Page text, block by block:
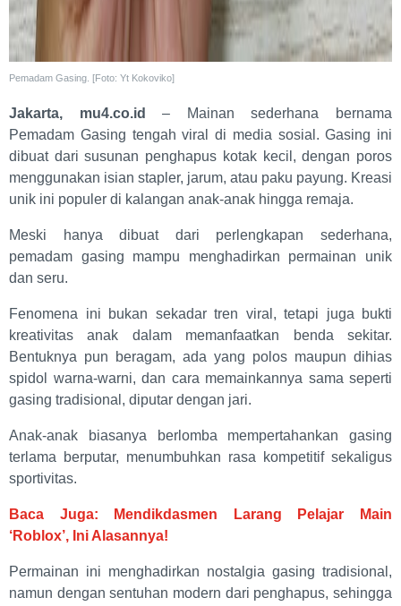
Pemadam Gasing. [Foto: Yt Kokoviko]
Jakarta, mu4.co.id– Mainan sederhana bernama
Pemadam Gasing tengah viral di media sosial. Gasing ini
dibuat dari susunan penghapus kotak kecil, dengan poros
menggunakan isian stapler, jarum, atau paku payung. Kreasi
unik ini populer di kalangan anak-anak hingga remaja.
Meski hanya dibuat dari perlengkapan sederhana,
pemadam gasing mampu menghadirkan permainan unik
dan seru.
Fenomena ini bukan sekadar tren viral, tetapi juga bukti
kreativitas anak dalam memanfaatkan benda sekitar.
Bentuknya pun beragam, ada yang polos maupun dihias
spidol warna-warni, dan cara memainkannya sama seperti
gasing tradisional, diputar dengan jari.
Anak-anak biasanya berlomba mempertahankan gasing
terlama berputar, menumbuhkan rasa kompetitif sekaligus
sportivitas.
Baca Juga: Mendikdasmen Larang Pelajar Main
‘Roblox’, Ini Alasannya!
Permainan ini menghadirkan nostalgia gasing tradisional,
namun dengan sentuhan modern dari penghapus, sehingga